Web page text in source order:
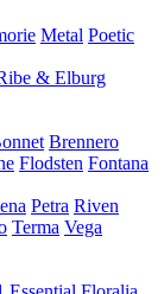
Metal Poetic
& Elburg
Brennero
Flodsten Fontana
Petra Riven
Terma Vega